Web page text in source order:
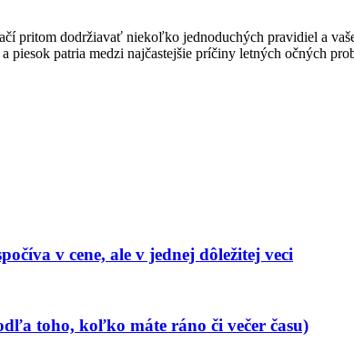
pritom dodržiavať niekoľko jednoduchých pravidiel a
patria medzi najčastejšie príčiny letných očných
v cene, ale v jednej dôležitej veci
toho, koľko máte ráno či večer času)